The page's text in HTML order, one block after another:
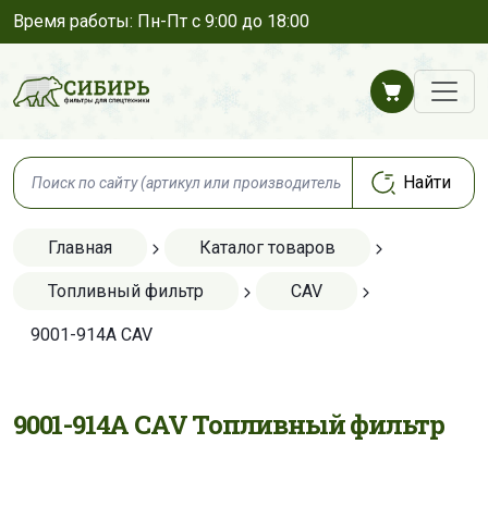
Время работы: Пн-Пт с 9:00 до 18:00
Главная Каталог товаров
Топливный фильтр CAV
9001-914A CAV
9001-914A CAV Топливный фильтр